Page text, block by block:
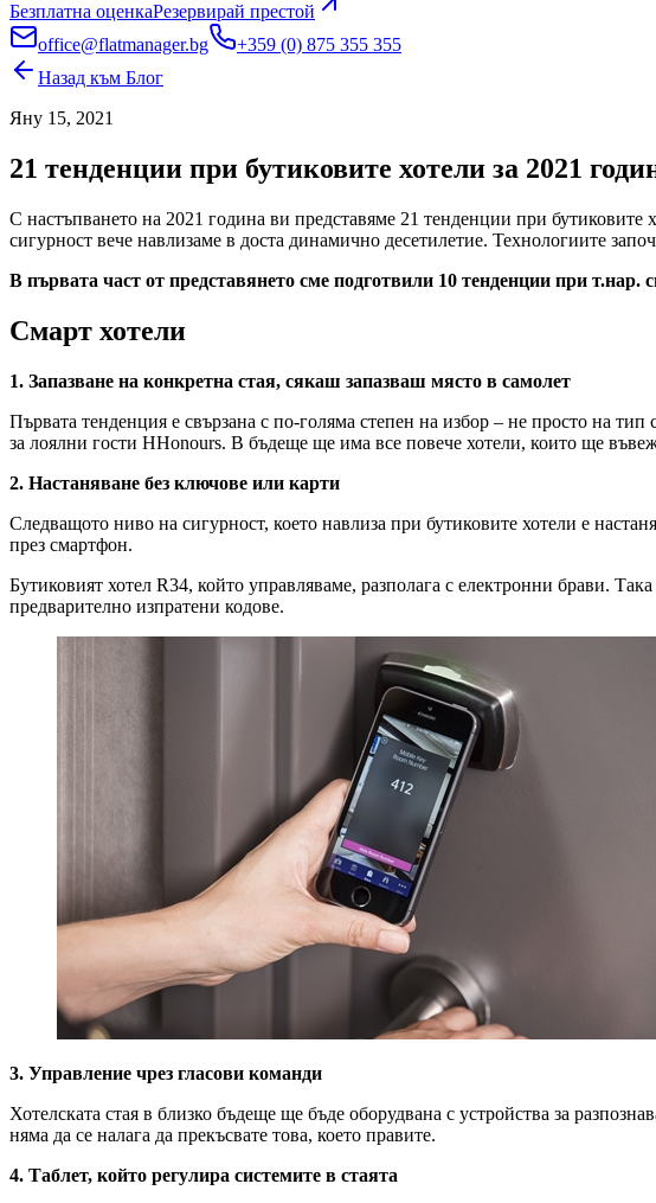
Безплатна оценкаРезервирай престой
office@flatmanager.bg
+359 (0) 875 355 355
Назад към Блог
Яну 15, 2021
21 тенденции при бутиковите хотели за 2021
С настъпването на 2021 година ви представяме 21 тенденции при
сигурност вече навлизаме в доста динамично десетилетие. Технологиите
В първата част от представянето сме подготвили 10 тенденции при т.нар.
Смарт хотели
1. Запазване на конкретна стая, сякаш запазваш място в самолет
Първата тенденция е свързана с по-голяма степен на избор – не просто на
за лоялни гости HHonours. В бъдеще ще има все повече хотели, които ще
2. Настаняване без ключове или карти
Следващото ниво на сигурност, което навлиза при бутиковите хотели е
през смартфон.
Бутиковият хотел R34, който управляваме, разполага с електронни брави.
предварително изпратени кодове.
3. Управление чрез гласови команди
Хотелската стая в близко бъдеще ще бъде оборудвана с устройства за
няма да се налага да прекъсвате това, което правите.
4. Таблет, който регулира системите в стаята